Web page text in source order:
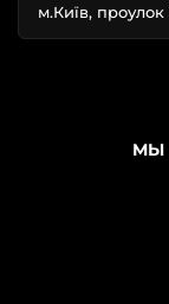
м.Київ,
МЫ